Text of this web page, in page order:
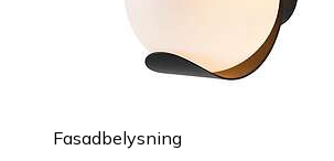
Fasadbelysning